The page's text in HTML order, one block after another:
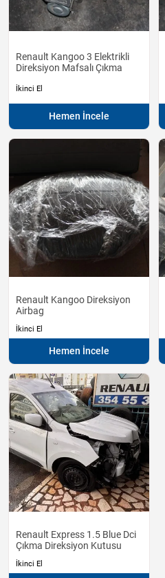
Renault Kangoo 3 Elektrikli
Direksiyon Mafsalı Çıkma
İkinci El
Hemen İncele
Renault Kangoo Direksiyon
Airbag
İkinci El
Hemen İncele
Renault Express 1.5 Blue Dci
Çıkma Direksiyon Kutusu
İkinci El